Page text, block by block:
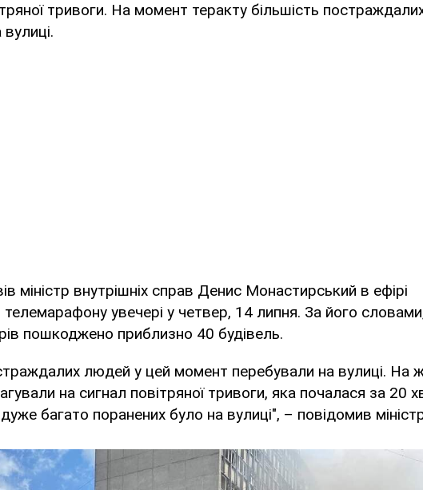
тривоги. На момент теракту більшість
міністр внутрішніх справ Денис Монастирський в ефірі
телемарафону увечері у четвер, 14 липня. За його
пошкоджено приблизно 40 будівель.
людей у цей момент перебували на вулиці. На
на сигнал повітряної тривоги, яка почалася за 20
дуже багато поранених було на вулиці", – повідомив